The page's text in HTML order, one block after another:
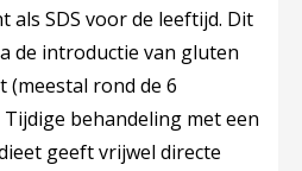
als SDS voor de leeftijd. Dit
de introductie van gluten
(meestal rond de 6
Tijdige behandeling met een
geeft vrijwel directe